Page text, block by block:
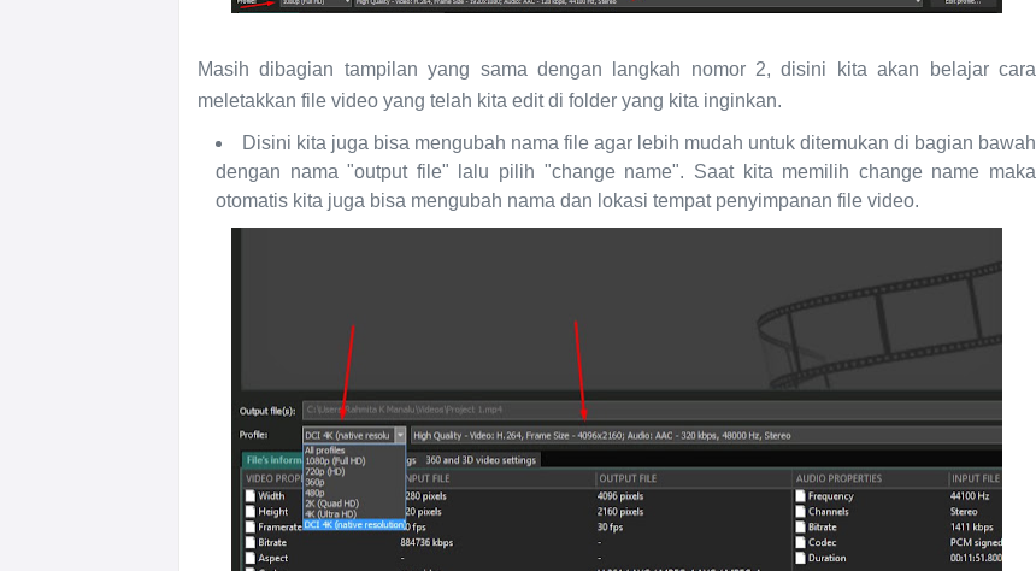
Masih dibagian tampilan yang sama dengan langkah nomor 2, disini kita akan belajar cara
meletakkan file video yang telah kita edit di folder yang kita inginkan.
Disini kita juga bisa mengubah nama file agar lebih mudah untuk ditemukan di bagian bawah
dengan nama "output file" lalu pilih "change name". Saat kita memilih change name maka
otomatis kita juga bisa mengubah nama dan lokasi tempat penyimpanan file video.